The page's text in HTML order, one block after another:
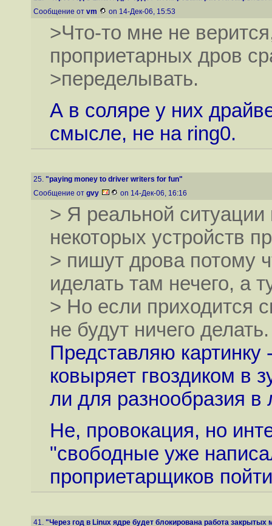
Сообщение от vm on 14-Дек-06, 15:53
>Что-то мне не
проприетарных дров
>переделывать.
А в соляре у них
смысле, не на ring0.
25. "paying money to driver writers for fun"
Сообщение от gvy on 14-Дек-06, 16:16
> Я реальной
некоторых устройств
> пишут дрова потому
иделать там нечего, а
> Но если приходится
не будут ничего делать.
Представляю картинку
ковыряет гвоздиком в
ли для разнообразия
Не, провокация, но
"свободные уже
проприетарщиков
41. "Через год в Linux ядре будет блокирована работа закрытых